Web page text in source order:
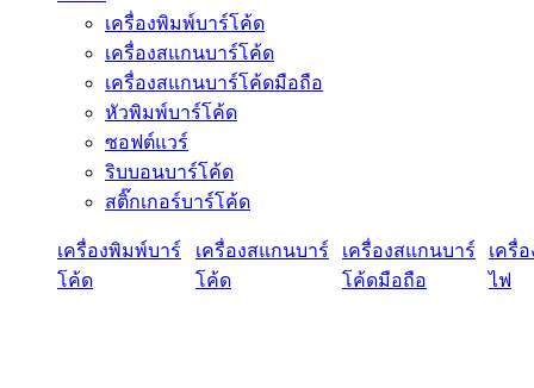
เครื่องพิมพ์บาร์โค้ด
เครื่องสแกนบาร์โค้ด
เครื่องสแกนบาร์โค้ดมือถือ
หัวพิมพ์บาร์โค้ด
ซอฟต์แวร์
ริบบอนบาร์โค้ด
สติ๊กเกอร์บาร์โค้ด
เครื่องพิมพ์บาร์
โค้ด
เครื่องสแกนบาร์
โค้ด
เครื่องสแกนบาร์
โค้ดมือถือ
เครื่
ไฟ